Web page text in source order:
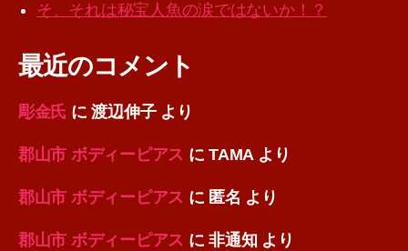
そ、それは秘宝人魚の涙ではないか！？
最近のコメント
彫金氏 に渡辺伸子より
郡山市 ボディーピアス にTAMAより
郡山市 ボディーピアス に 匿名 より
郡山市 ボディーピアス に非通知 より